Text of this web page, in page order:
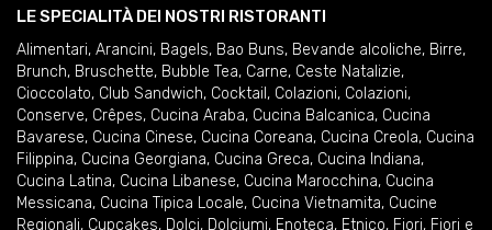
LE SPECIALITÀ DEI NOSTRI RISTORANTI
Alimentari, Arancini, Bagels, Bao Buns, Bevande alcoliche, Birre,
Brunch, Bruschette, Bubble Tea, Carne, Ceste Natalizie,
Cioccolato, Club Sandwich, Cocktail , Colazioni, Colazioni,
Conserve, Crêpes, Cucina Araba, Cucina Balcanica, Cucina
Bavarese, Cucina Cinese, Cucina Coreana, Cucina Creola, Cucina
Filippina, Cucina Georgiana, Cucina Greca, Cucina Indiana,
Cucina Latina, Cucina Libanese, Cucina Marocchina, Cucina
Messicana, Cucina Tipica Locale, Cucina Vietnamita, Cucine
Regionali, Cupcakes, Dolci, Dolciumi, Enoteca, Etnico, Fiori, Fiori e